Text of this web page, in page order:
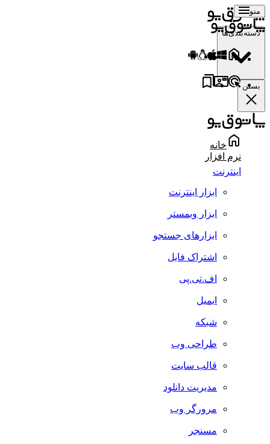
منو
دسته‌بندی‌ها
بستن
خانه
نرم افزار
اینترنت
ابزار اینترنت
ابزار وبمستر
ابزارهای جستجو
اشتراک فایل
اف.تی.پی
ایمیل
شبکه
طراحی وب
قالب سایت
مدیریت دانلود
مرورگر وب
مسنجر